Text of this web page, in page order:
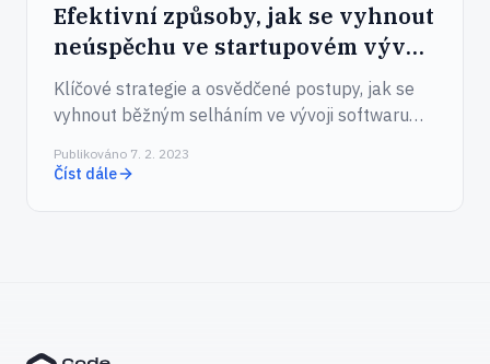
Efektivní způsoby, jak se vyhnout
neúspěchu ve startupovém vývoji
softwaru
Klíčové strategie a osvědčené postupy, jak se
vyhnout běžným selháním ve vývoji softwaru
Publikováno 7. 2. 2023
Číst dále